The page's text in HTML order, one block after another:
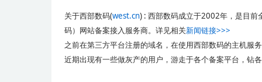
关于西部数码(west.cn) : 西部数码成立于2002年，是目前
码）网站备案接入服务商。详见相关新闻链接>>>
之前在第三方平台注册的域名，在使用西部数码的主机服
近期出现有一些做灰产的用户，游走于各个备案平台，钻